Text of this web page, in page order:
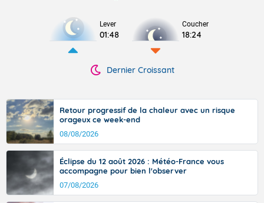
Lever
01:48
Coucher
18:24
Dernier Croissant
Retour progressif de la chaleur avec un risque
orageux ce week-end
08/08/2026
Éclipse du 12 août 2026 : Météo-France vous
accompagne pour bien l'observer
07/08/2026